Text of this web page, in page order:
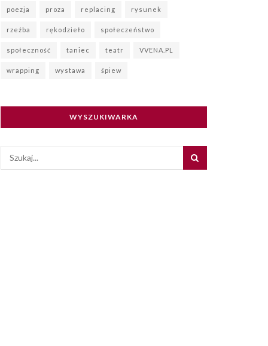
poezja proza replacing rysunek
rzeźba rękodzieło społeczeństwo
społeczność taniec teatr VVENA.PL
wrapping wystawa śpiew
WYSZUKIWARKA